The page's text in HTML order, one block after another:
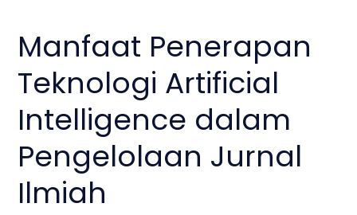
Manfaat Penerapan
Teknologi Artificial
Intelligence dalam
Pengelolaan Jurnal
Ilmiah